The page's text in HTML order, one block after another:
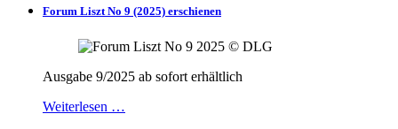
Forum Liszt No 9 (2025) erschienen
Ausgabe 9/2025 ab sofort erhältlich
Weiterlesen …